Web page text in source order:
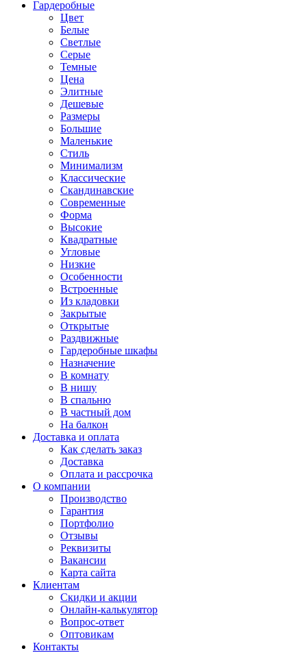
Гардеробные
Цвет
Белые
Светлые
Серые
Темные
Цена
Элитные
Дешевые
Размеры
Большие
Маленькие
Стиль
Минимализм
Классические
Скандинавские
Современные
Форма
Высокие
Квадратные
Угловые
Низкие
Особенности
Встроенные
Из кладовки
Закрытые
Открытые
Раздвижные
Гардеробные шкафы
Назначение
В комнату
В нишу
В спальню
В частный дом
На балкон
Доставка и оплата
Как сделать заказ
Доставка
Оплата и рассрочка
О компании
Производство
Гарантия
Портфолио
Отзывы
Реквизиты
Вакансии
Карта сайта
Клиентам
Скидки и акции
Онлайн-калькулятор
Вопрос-ответ
Оптовикам
Контакты